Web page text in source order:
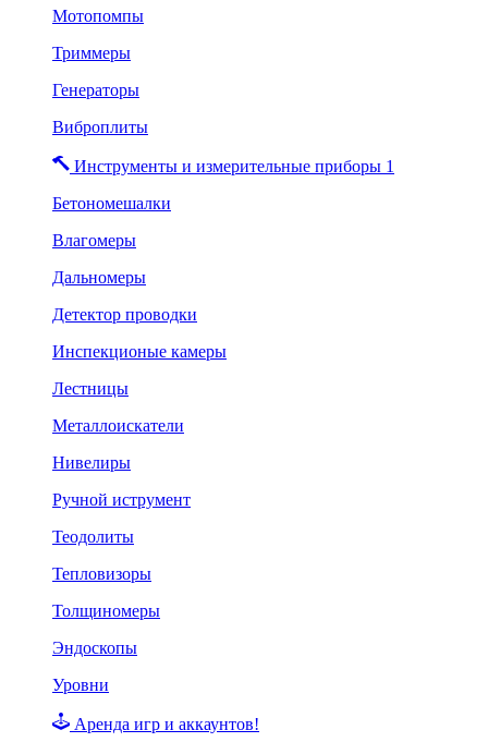
Мотопомпы
Триммеры
Генераторы
Виброплиты
Инструменты и измерительные приборы 1
Бетономешалки
Влагомеры
Дальномеры
Детектор проводки
Инспекционые камеры
Лестницы
Металлоискатели
Нивелиры
Ручной иструмент
Теодолиты
Тепловизоры
Толщиномеры
Эндоскопы
Уровни
Аренда игр и аккаунтов!